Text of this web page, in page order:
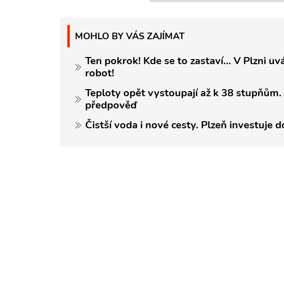
MOHLO BY VÁS ZAJÍMAT
Ten pokrok! Kde se to zastaví... V Plzni
robot!
Teploty opět vystoupají až k 38
předpověď
Čistší voda i nové cesty. Plzeň investuje